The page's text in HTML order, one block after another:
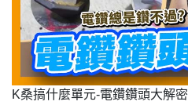
K桑搞什麼單元-電鑽鑽頭大解密